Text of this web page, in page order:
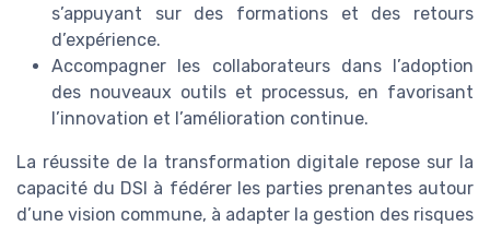
s’appuyant sur des formations et des retours
d’expérience.
Accompagner les collaborateurs dans l’adoption
des nouveaux outils et processus, en favorisant
l’innovation et l’amélioration continue.
La réussite de la transformation digitale repose sur la
capacité du DSI à fédérer les parties prenantes autour
d’une vision commune, à adapter la gestion des risques